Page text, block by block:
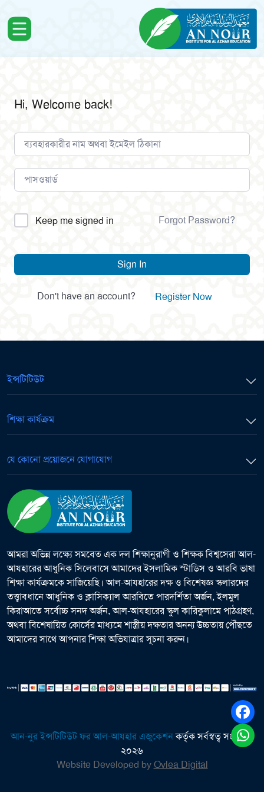
Hi, Welcome back!
Alternative:
Keep me signed in Forgot Password?
Sign In
Don't have an account? Register Now
ইন্সটিটিউট
শিক্ষা কার্যক্রম
যে কোনো প্রয়োজনে যোগাযোগ
আমরা অভিন্ন লক্ষ্যে সমবেত এক দল শিক্ষানুরাগী ও শিক্ষক বিশ্বসেরা আল-
আযহারের আধুনিক সিলেবাসে আমাদের ইসলামিক স্টাডিস ও আরবি ভাষা
শিক্ষা কার্যক্রমকে সাজিয়েছি। আল-আযহারের দক্ষ ও বিশেষজ্ঞ স্কলারদের
তত্ত্বাবধানে আধুনিক ও ক্লাসিক্যাল আরবিতে পারদর্শিতা অর্জন, ইলমুল
কিরাআতে সর্বোচ্চ সনদ অর্জন, আল-আযহারের স্কুল কারিকুলামে পাঠগ্রহণ,
অথবা বিশেষায়িত কোর্সের মাধ্যমে শাস্ত্রীয় দক্ষতার অনন্য উচ্চতায় পৌঁছতে
আমাদের সাথে আপনার শিক্ষা অভিযাত্রার সূচনা করুন।
আন-নুর ইন্সটিটিউট ফর আল-আযহার এজুকেশনকর্তৃক সর্বস্বত্ব সংরক্ষিত
২০২৬
Website Developed byOvlea Digital